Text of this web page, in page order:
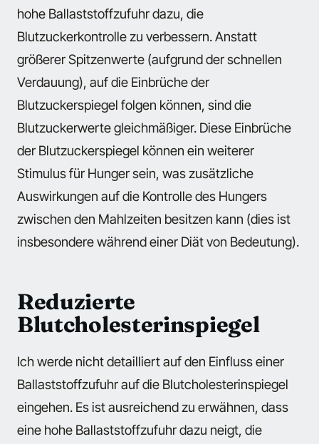
hohe Ballaststoffzufuhr dazu, die
Blutzuckerkontrolle zu verbessern. Anstatt
größerer Spitzenwerte (aufgrund der schnellen
Verdauung), auf die Einbrüche der
Blutzuckerspiegel folgen können, sind die
Blutzuckerwerte gleichmäßiger. Diese Einbrüche
der Blutzuckerspiegel können ein weiterer
Stimulus für Hunger sein, was zusätzliche
Auswirkungen auf die Kontrolle des Hungers
zwischen den Mahlzeiten besitzen kann (dies ist
insbesondere während einer Diät von Bedeutung).
Reduzierte
Blutcholesterinspiegel
Ich werde nicht detailliert auf den Einfluss einer
Ballaststoffzufuhr auf die Blutcholesterinspiegel
eingehen. Es ist ausreichend zu erwähnen, dass
eine hohe Ballaststoffzufuhr dazu neigt, die